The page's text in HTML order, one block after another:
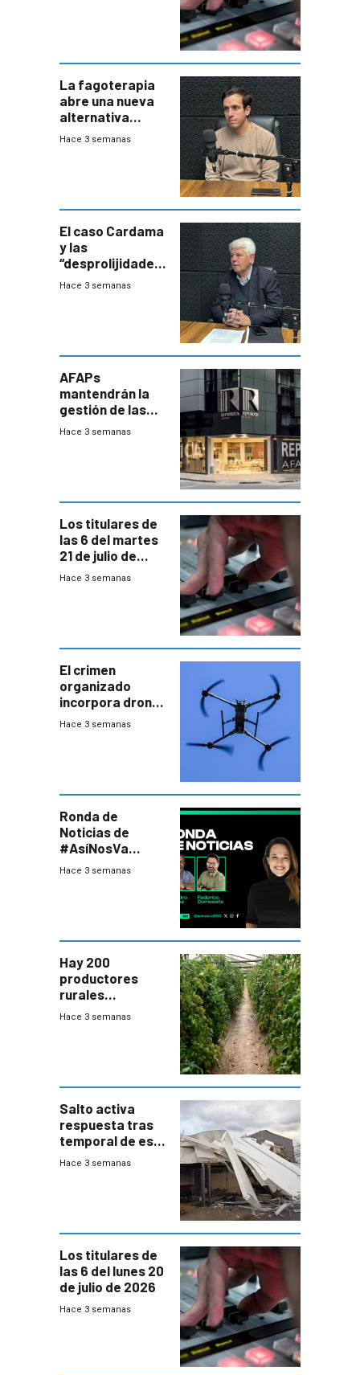
La fagoterapia
abre una nueva
alternativa
contra bacterias
innovadora
Hace 3 semanas
El caso Cardama
y las
“desprolijidades”
que la
Hace 3 semanas
AFAPs
mantendrán la
gestión de las
cuentas
Hace 3 semanas
Los titulares de
las 6 del martes
21 de julio de
2026
Hace 3 semanas
El crimen
organizado
incorpora drones
y abre un nuevo
Hace 3 semanas
Ronda de
Noticias de
#AsíNosVa
(20/7/26)
Hace 3 semanas
Hay 200
productores
rurales
afectados tras
Hace 3 semanas
Salto activa
respuesta tras
temporal de este
sábado con
Hace 3 semanas
Los titulares de
las 6 del lunes 20
de julio de 2026
Hace 3 semanas